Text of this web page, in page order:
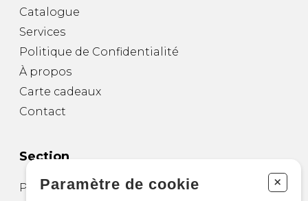
Catalogue
Services
Politique de Confidentialité
À propos
Carte cadeaux
Contact
Section
Partitions pour guitare
Paramètre de cookie +